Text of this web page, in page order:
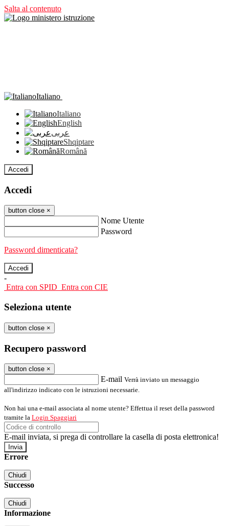
Salta al contenuto
Italiano
Italiano
English
عربى
Shqiptare
Română
Accedi
Accedi
button close ×
Nome Utente
Password
Password dimenticata?
-
Entra con SPID Entra con CIE
Seleziona utente
button close ×
Recupero password
button close ×
E-mail Verrà inviato un messaggio
all'indirizzo indicato con le istruzioni necessarie.
Non hai una e-mail associata al nome utente? Effettua il reset della password
tramite la Login Spaggiari
E-mail inviata, si prega di controllare la casella di posta elettronica!
Errore
Chiudi
Successo
Chiudi
Informazione